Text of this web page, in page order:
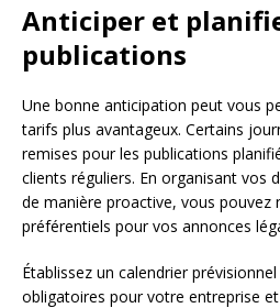
Anticiper et
publications
Une bonne anticipation peut vous
tarifs plus avantageux. Certains
remises pour les publications
clients réguliers. En organisant vos
de manière proactive, vous pouvez
préférentiels pour vos annonces
Établissez un calendrier
obligatoires pour votre entreprise